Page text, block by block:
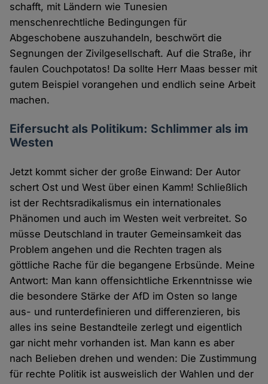
schafft, mit Ländern wie Tunesien
menschenrechtliche Bedingungen für
Abgeschobene auszuhandeln, beschwört die
Segnungen der Zivilgesellschaft. Auf die Straße, ihr
faulen Couchpotatos! Da sollte Herr Maas besser mit
gutem Beispiel vorangehen und endlich seine Arbeit
machen.
Eifersucht als Politikum: Schlimmer als im
Westen
Jetzt kommt sicher der große Einwand: Der Autor
schert Ost und West über einen Kamm! Schließlich
ist der Rechtsradikalismus ein internationales
Phänomen und auch im Westen weit verbreitet. So
müsse Deutschland in trauter Gemeinsamkeit das
Problem angehen und die Rechten tragen als
göttliche Rache für die begangene Erbsünde. Meine
Antwort: Man kann offensichtliche Erkenntnisse wie
die besondere Stärke der AfD im Osten so lange
aus- und runterdefinieren und differenzieren, bis
alles ins seine Bestandteile zerlegt und eigentlich
gar nicht mehr vorhanden ist. Man kann es aber
nach Belieben drehen und wenden: Die Zustimmung
für rechte Politik ist ausweislich der Wahlen und der